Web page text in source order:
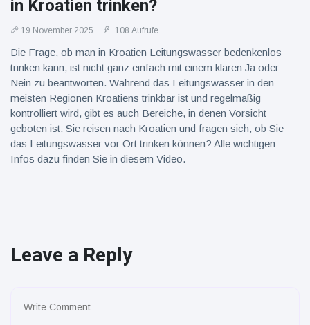
in Kroatien trinken?
19 November 2025 108 Aufrufe
Die Frage, ob man in Kroatien Leitungswasser bedenkenlos
trinken kann, ist nicht ganz einfach mit einem klaren Ja oder
Nein zu beantworten. Während das Leitungswasser in den
meisten Regionen Kroatiens trinkbar ist und regelmäßig
kontrolliert wird, gibt es auch Bereiche, in denen Vorsicht
geboten ist. Sie reisen nach Kroatien und fragen sich, ob Sie
das Leitungswasser vor Ort trinken können? Alle wichtigen
Infos dazu finden Sie in diesem Video.
Leave a Reply